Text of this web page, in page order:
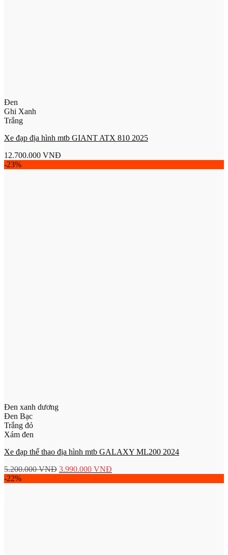
Đen
Ghi Xanh
Trắng
Xe đạp địa hình mtb GIANT ATX 810 2025
12.700.000 VNĐ
-23%
Đen xanh dương
Đen Bạc
Trắng đỏ
Xám đen
Xe đạp thể thao địa hình mtb GALAXY ML200 2024
5.200.000VNĐ 3.990.000 VNĐ
-22%